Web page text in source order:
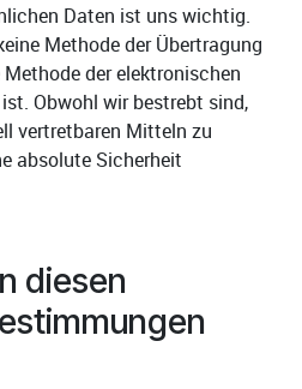
Daten ist uns wichtig.
Methode der Übertragung
der elektronischen
Obwohl wir bestrebt sind,
vertretbaren Mitteln zu
absolute Sicherheit
diesen